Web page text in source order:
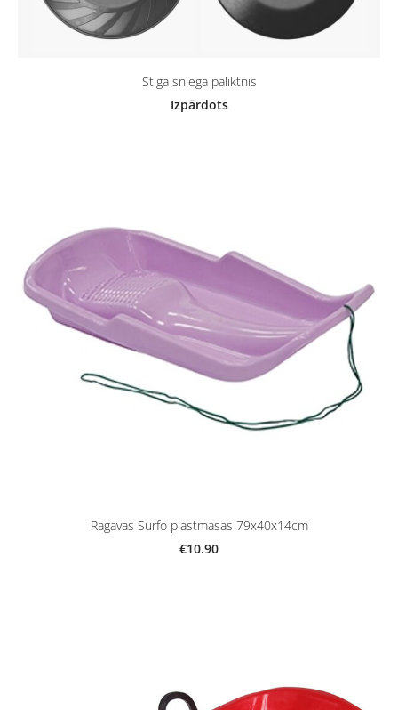
Stiga sniega paliktnis
Izpārdots
Ragavas Surfo plastmasas 79x40x14cm
€10.90